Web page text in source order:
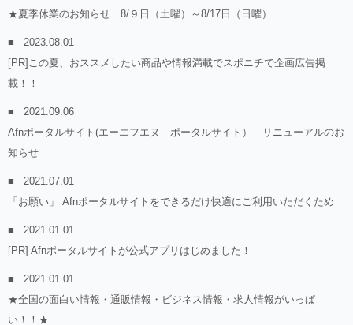
★夏季休業のお知らせ 8/９日（土曜）～8/17日（日曜）
2023.08.01
[PR]この夏、おススメしたい商品や情報満載でスポニチで企画広告掲
載！！
2021.09.06
Afnポータルサイト(エーエフエヌ ポータルサイト） リニューアルのお
知らせ
2021.07.01
「お願い」 Afnポータルサイトをできるだけ快適にご利用いただくため
2021.01.01
[PR] Afnポータルサイトが公式アプリはじめました！
2021.01.01
★全国の面白い情報・通販情報・ビジネス情報・求人情報がいっぱ
い！！★